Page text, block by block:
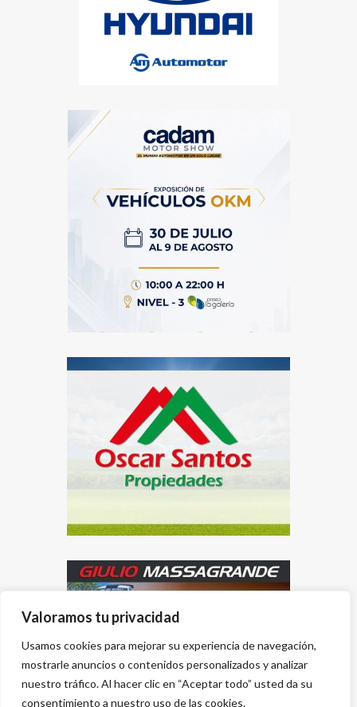
Valoramos tu privacidad
Usamos cookies para mejorar su experiencia de navegación,
mostrarle anuncios o contenidos personalizados y analizar
nuestro tráfico. Al hacer clic en “Aceptar todo” usted da su
consentimiento a nuestro uso de las cookies.